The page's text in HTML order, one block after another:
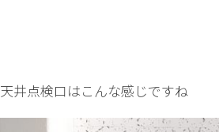
天井点検口はこんな感じですね